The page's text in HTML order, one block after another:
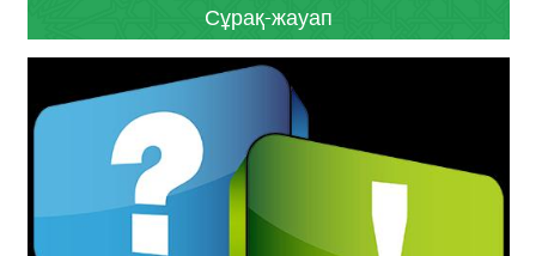
Сұрақ-жауап